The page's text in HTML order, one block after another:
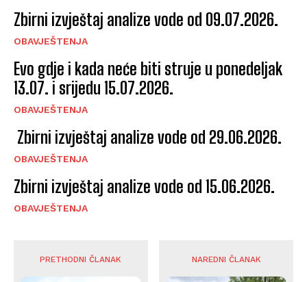
Zbirni izvještaj analize vode od 09.07.2026.
OBAVJEŠTENJA
Evo gdje i kada neće biti struje u ponedeljak
13.07. i srijedu 15.07.2026.
OBAVJEŠTENJA
Zbirni izvještaj analize vode od 29.06.2026.
OBAVJEŠTENJA
Zbirni izvještaj analize vode od 15.06.2026.
OBAVJEŠTENJA
PRETHODNI ČLANAK NAREDNI ČLANAK